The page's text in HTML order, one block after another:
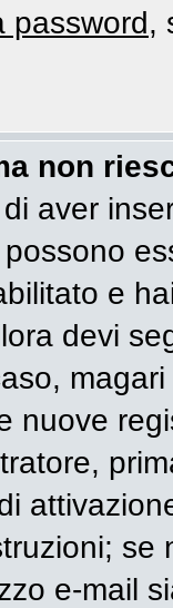
password,
non
aver
e
devi
nuove
e-mail